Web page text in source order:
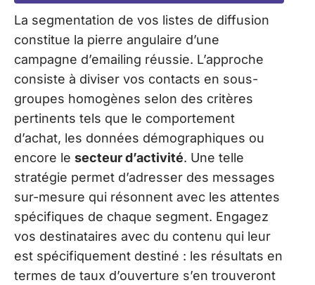
La segmentation de vos listes de diffusion
constitue la pierre angulaire d’une
campagne d’emailing réussie. L’approche
consiste à diviser vos contacts en sous-
groupes homogènes selon des critères
pertinents tels que le comportement
d’achat, les données démographiques ou
encore le secteur d’activité. Une telle
stratégie permet d’adresser des messages
sur-mesure qui résonnent avec les attentes
spécifiques de chaque segment. Engagez
vos destinataires avec du contenu qui leur
est spécifiquement destiné : les résultats en
termes de taux d’ouverture s’en trouveront